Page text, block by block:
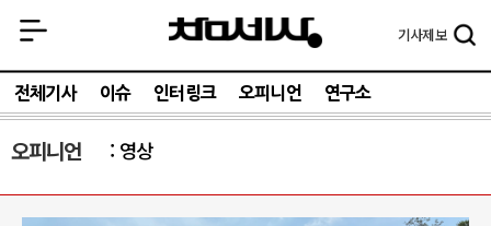
기사제보
전체기사 이슈 인터링크 오피니언 연구소
오피니언 영상